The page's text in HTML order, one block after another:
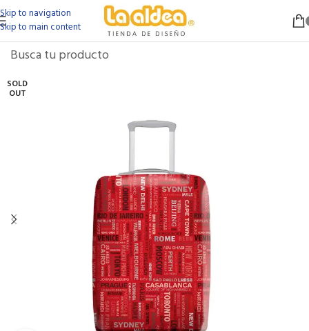
Skip to navigation
Skip to main content
SOLD
OUT